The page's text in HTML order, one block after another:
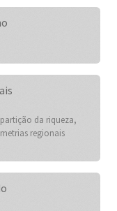
da riqueza,
regionais